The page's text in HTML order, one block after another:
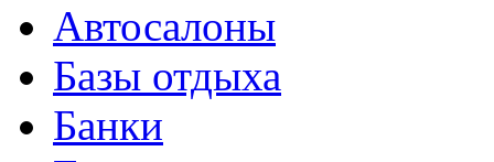
Автосалоны
Базы отдыха
Банки